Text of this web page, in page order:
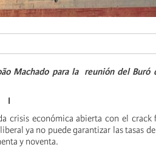
Machado para la reunión del Buró
I
crisis económica abierta con el crack
ya no puede garantizar las tasas
y noventa.